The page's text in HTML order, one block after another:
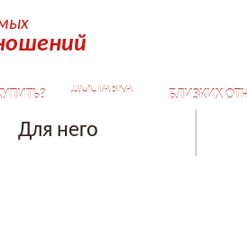
ДОСТАВКА
СЕКРЕТЫ
БЛИЗКИХ
Для него